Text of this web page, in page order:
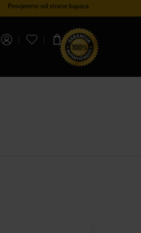
Provjereno od strane kupaca
0,00 €